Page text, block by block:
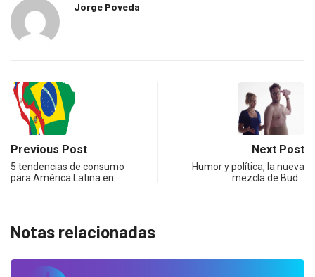
Jorge Poveda
Previous Post
5 tendencias de consumo
para América Latina en…
Next Post
Humor y política, la nueva
mezcla de Bud…
Notas relacionadas